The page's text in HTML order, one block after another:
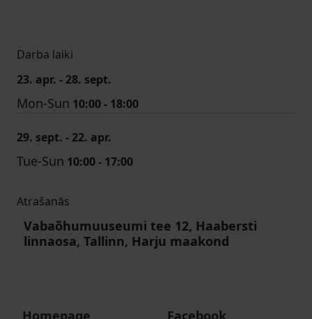
Darba laiki
23. apr. - 28. sept.
Mon-Sun 10:00 - 18:00
29. sept. - 22. apr.
Tue-Sun 10:00 - 17:00
Atrašanās
Vabaõhumuuseumi tee 12, Haabersti
linnaosa, Tallinn, Harju maakond
Homepage
Facebook